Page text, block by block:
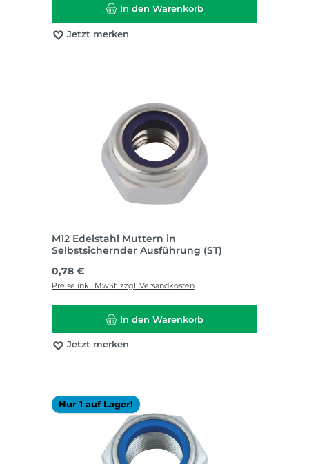
In den Warenkorb
Jetzt merken
M12 Edelstahl Muttern in
Selbstsichernder Ausführung (ST)
Regulärer Preis:
0,78 €
Preise inkl. MwSt. zzgl. Versandkosten
In den Warenkorb
Jetzt merken
Nur 1 auf Lager!